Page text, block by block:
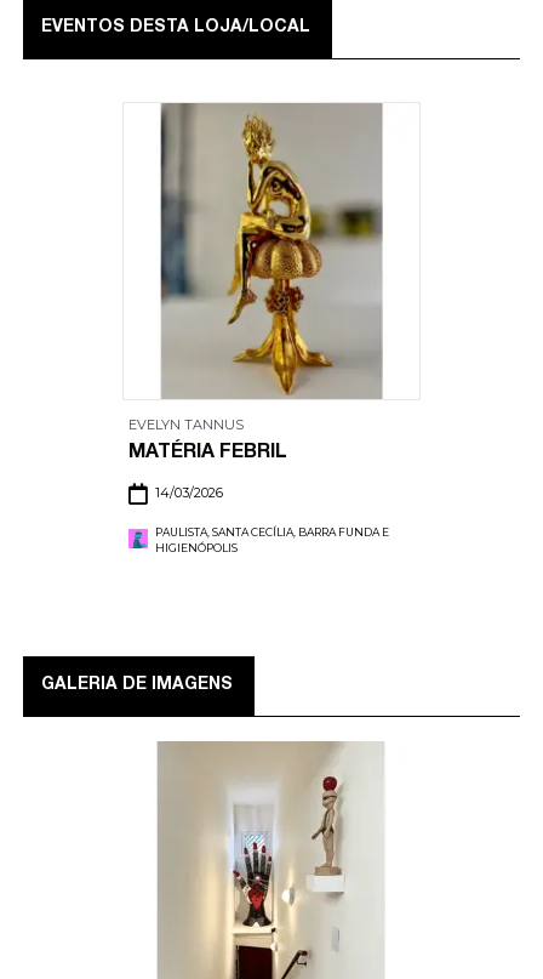
EVENTOS DESTA LOJA/LOCAL
EVELYN TANNUS
MATÉRIA FEBRIL
14/03/2026
PAULISTA, SANTA CECÍLIA, BARRA FUNDA E
HIGIENÓPOLIS
GALERIA DE IMAGENS